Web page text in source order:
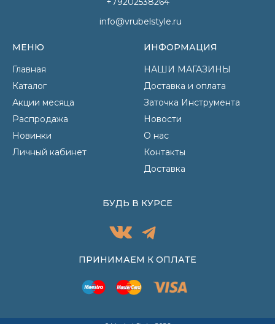
info@vrubelstyle.ru
МЕНЮ
Главная
Каталог
Акции месяца
Распродажа
Новинки
Личный кабинет
ИНФОРМАЦИЯ
НАШИ МАГАЗИНЫ
Доставка и оплата
Заточка Инструмента
Новости
О нас
Контакты
Доставка
ПРИНИМАЕМ К ОПЛАТЕ
БУДЬ В КУРСЕ